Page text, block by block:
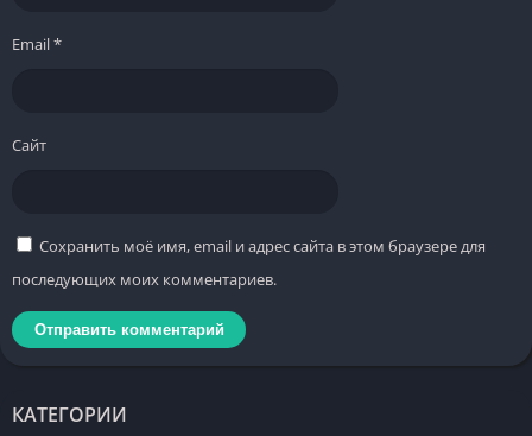
Email*
Сайт
Сохранить моё имя, email и адрес сайта в этом браузере для
последующих моих комментариев.
КАТЕГОРИИ